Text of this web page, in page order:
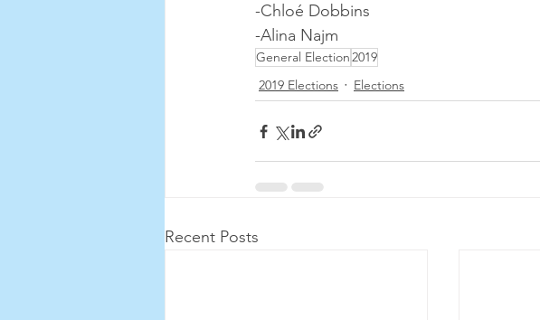
-Chloé Dobbins
-Alina Najm
General Election2019
2019 Elections
Elections
Recent Posts